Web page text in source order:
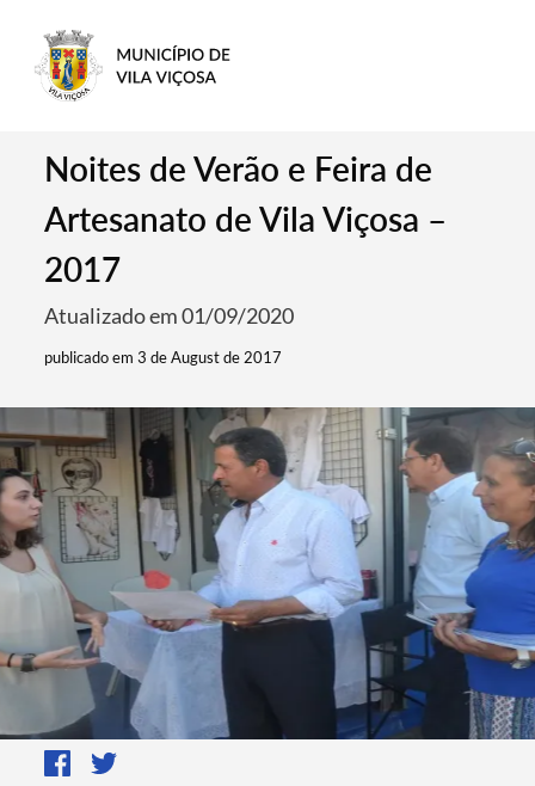
Noites de Verão e Feira de
Artesanato de Vila Viçosa –
2017
Atualizado em 01/09/2020
publicado em 3 de August de 2017